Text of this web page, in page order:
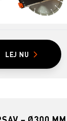
LEJ NU